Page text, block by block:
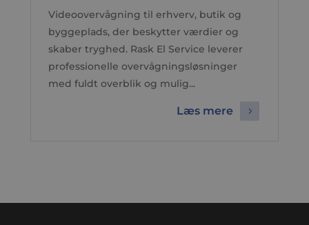
Videoovervågning til erhverv, butik og
byggeplads, der beskytter værdier og
skaber tryghed. Rask El Service leverer
professionelle overvågningsløsninger
med fuldt overblik og mulig...
Læs mere